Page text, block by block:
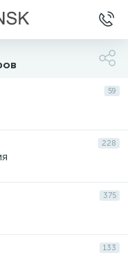
59
228
375
133